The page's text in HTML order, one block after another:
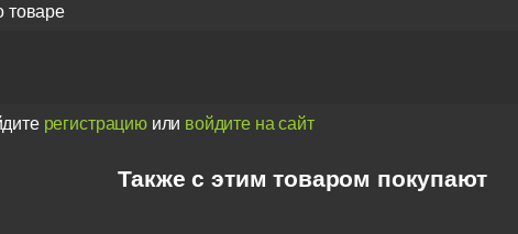
товаре
регистрациюили войдите на сайт
Также с этим товаром покупают